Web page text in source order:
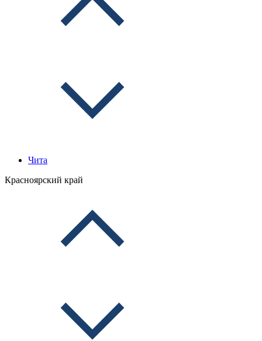
Чита
Красноярский край